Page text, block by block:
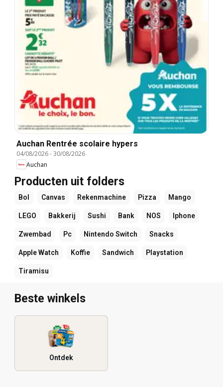
Auchan Rentrée scolaire hypers
04/08/2026-30/08/2026
Auchan
Producten uit folders
Bol Canvas Rekenmachine Pizza Mango
LEGO Bakkerij Sushi Bank NOS Iphone
Zwembad Pc Nintendo Switch Snacks
Apple Watch Koffie Sandwich Playstation
Tiramisu
Beste winkels
Ontdek